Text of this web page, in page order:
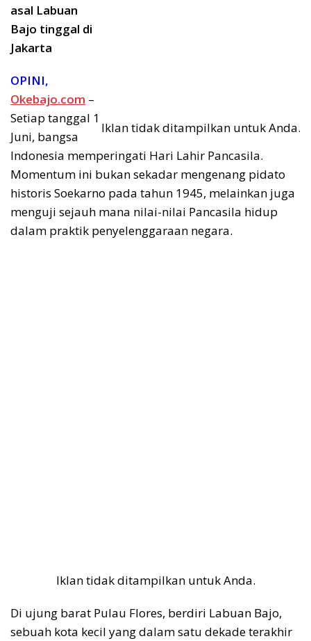
Iklan tidak ditampilkan untuk Anda.
asal Labuan
Bajo tinggal di
Jakarta
OPINI,
Okebajo.com –
Setiap tanggal 1
Juni, bangsa
Indonesia memperingati Hari Lahir Pancasila.
Momentum ini bukan sekadar mengenang pidato
historis Soekarno pada tahun 1945, melainkan juga
menguji sejauh mana nilai-nilai Pancasila hidup
dalam praktik penyelenggaraan negara.
Iklan tidak ditampilkan untuk Anda.
Di ujung barat Pulau Flores, berdiri Labuan Bajo,
sebuah kota kecil yang dalam satu dekade terakhir